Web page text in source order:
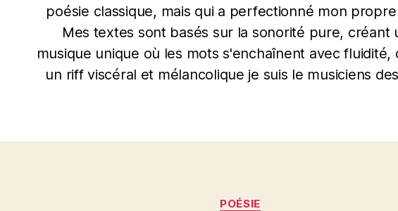
poésie classique, mais qui a perfectionné mon
Mes textes sont basés sur la sonorité pure, créant
musique unique où les mots s'enchaînent avec fluidité,
un riff viscéral et mélancolique je suis le musiciens
Categories
POÉSIE